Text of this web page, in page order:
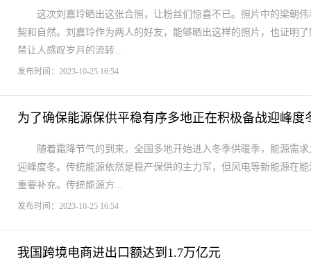
这次刘嘉玲晒出这张合照，让粉丝们惊喜不已。照片中的梁朝
契和自然。刘嘉玲作为两人的好友，能够晒出这样的照片，也证明
禁让人感叹岁月的流转...
发布时间：2023-10-25 16:54
为了确保能源保供平稳有序多地正在积极备战迎峰度
随着霜降节气的到来，全国多地开始进入冬季供暖季，能源需
迎峰度冬。传统能源依然是稳产保供的主力军，但风电等新能源在
重要补充。传统能源方...
发布时间：2023-10-25 16:54
我国跨境电商进出口额达到1.7万亿元